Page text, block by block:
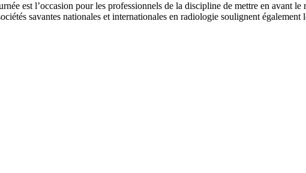
est l’occasion pour les professionnels de la discipline de mettre en avant le
savantes nationales et internationales en radiologie soulignent également